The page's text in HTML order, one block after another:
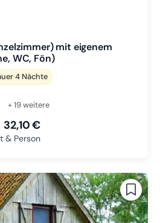
mit eigenem
WC, Fön)
4 Nächte
+ 19 weitere
32,10 €
& Person